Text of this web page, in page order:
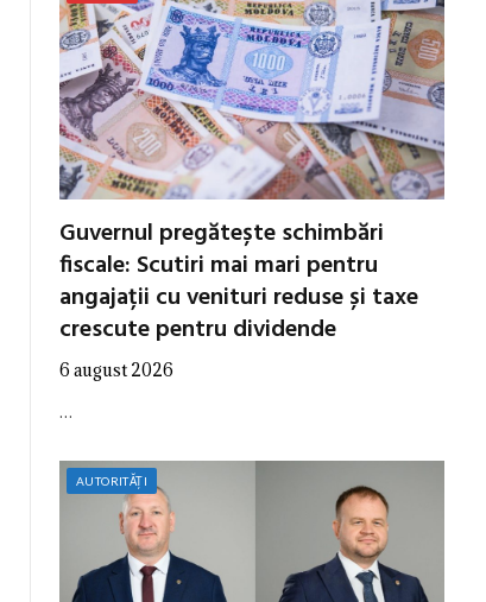
Guvernul pregătește schimbări
fiscale: Scutiri mai mari pentru
angajații cu venituri reduse și taxe
crescute pentru dividende
6 august 2026
…
AUTORITĂȚI